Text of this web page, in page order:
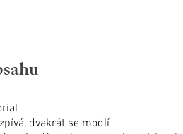
dvakrát se modlí